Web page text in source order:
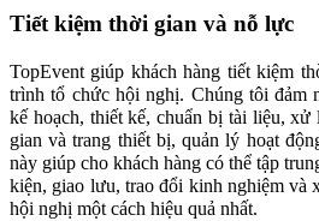
Tiết kiệm thời gian và nỗ lực
TopEvent giúp khách hàng tiết kiệm
trình tổ chức hội nghị. Chúng tôi đảm
kế hoạch, thiết kế, chuẩn bị tài liệu,
gian và trang thiết bị, quản lý hoạt
này giúp cho khách hàng có thể tập
kiện, giao lưu, trao đổi kinh nghiệm và
hội nghị một cách hiệu quả nhất.